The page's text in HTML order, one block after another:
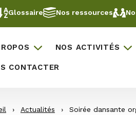
Glossaire Nos ressources
NOS ACTIVITÉS
CONTACTER
› Actualités › Soirée dansante